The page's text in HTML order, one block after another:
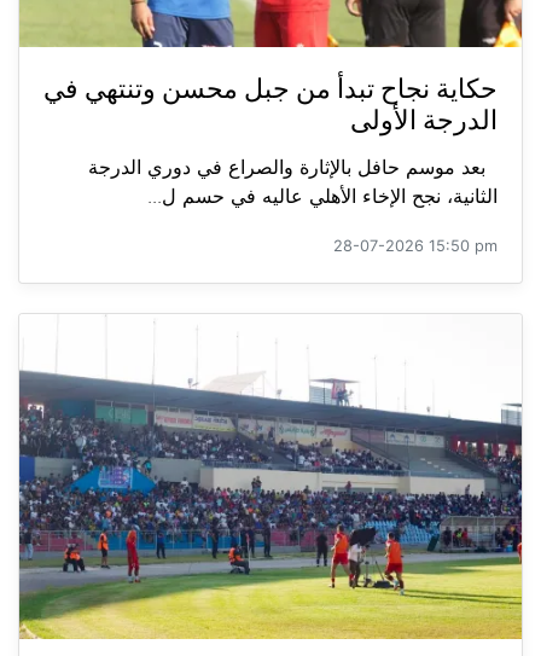
حكاية نجاح تبدأ من جبل محسن وتنتهي في
الدرجة الأولى
بعد موسم حافل بالإثارة والصراع في دوري الدرجة
الثانية، نجح الإخاء الأهلي عاليه في حسم ل...
28-07-2026 15:50 pm